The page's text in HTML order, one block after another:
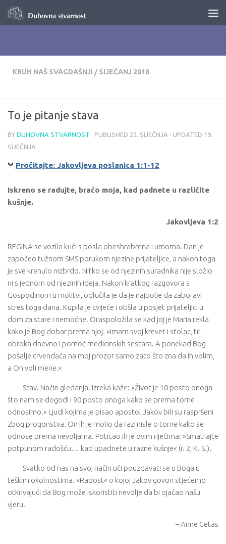
Skip to content
KRUH NAŠ SVAGDAŠNJI / SIJEČANJ 2018
To je pitanje stava
BY DUHOVNA STVARNOST · PUBLISHED 22. SIJEČNJA · UPDATED 19.
SIJEČNJA
Pročitajte: Jakovljeva poslanica 1:1-12
Iskreno se radujte, braćo moja, kad padnete u različite
kušnje.
Jakovljeva 1:2
REGINA se vozila kući s posla obeshrabrena i umorna. Dan je
započeo tužnom SMS porukom njezine prijateljice, a nakon toga
je sve krenulo nizbrdo. Nitko se od njezinih suradnika nije složio
ni s jednom od njezinih ideja. Nakon kratkog razgovora s
Gospodinom u molitvi, odlučila je da je najbolje da zaboravi
stres toga dana. Kupila je cvijeće i otišla u posjet prijateljici u
dom za stare i nemoćne. Oraspoložila se kad joj je Maria rekla
kako je Bog dobar prema njoj. »Imam svoj krevet i stolac, tri
obroka dnevno i pomoć medicinskih sestara. A ponekad Bog
pošalje crvendaća na moj prozor samo zato što zna da ih volim,
a On voli mene.«
Stav. Način gledanja. Izreka kaže: »Život je 10 posto onoga
što nam se dogodi i 90 posto onoga kako se prema tome
odnosimo.« Ljudi kojima je pisao apostol Jakov bili su raspršeni
zbog progonstva. On ih je molio da razmisle o tome kako se
odnose prema nevoljama. Poticao ih je ovim riječima: »Smatrajte
potpunom radošću… kad upadnete u razne kušnje« (r. 2, K. S.).
Svatko od nas na svoj način uči pouzdavati se u Boga u
teškim okolnostima. »Radost« o kojoj Jakov govori stjećemo
otkrivajući da Bog može iskoristiti nevolje da bi ojačao našu
vjeru.
– Anne Cetas